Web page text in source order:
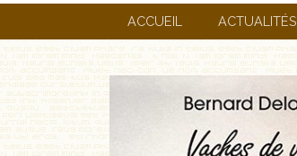
ACCUEIL ACTUALITÉS